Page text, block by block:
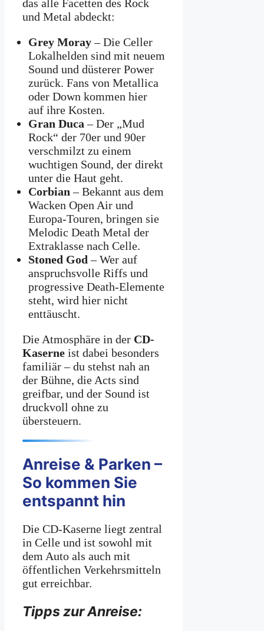
das alle Facetten des Rock
und Metal abdeckt:
Grey Moray– Die Celler
Lokalhelden sind mit neuem
Sound und düsterer Power
zurück. Fans von Metallica
oder Down kommen hier
auf ihre Kosten.
Gran Duca – Der „Mud
Rock“ der 70er und 90er
verschmilzt zu einem
wuchtigen Sound, der direkt
unter die Haut geht.
Corbian – Bekannt aus dem
Wacken Open Air und
Europa-Touren, bringen sie
Melodic Death Metal der
Extraklasse nach Celle.
Stoned God – Wer auf
anspruchsvolle Riffs und
progressive Death-Elemente
steht, wird hier nicht
enttäuscht.
Die Atmosphäre in der CD-
Kaserne ist dabei besonders
familiär – du stehst nah an
der Bühne, die Acts sind
greifbar, und der Sound ist
druckvoll ohne zu
übersteuern.
Anreise & Parken –
So kommen Sie
entspannt hin
Die CD-Kaserne liegt zentral
in Celle und ist sowohl mit
dem Auto als auch mit
öffentlichen Verkehrsmitteln
gut erreichbar.
Tipps zur Anreise: